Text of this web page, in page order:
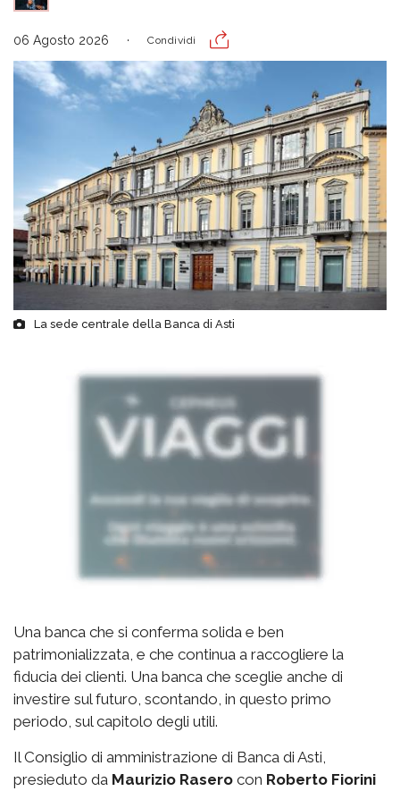
06 Agosto 2026 Condividi
La sede centrale della Banca di Asti
Una banca che si conferma solida e ben
patrimonializzata, e che continua a raccogliere la
fiducia dei clienti. Una banca che sceglie anche di
investire sul futuro, scontando, in questo primo
periodo, sul capitolo degli utili.
Il Consiglio di amministrazione di Banca di Asti,
presieduto da Maurizio Rasero con Roberto Fiorini